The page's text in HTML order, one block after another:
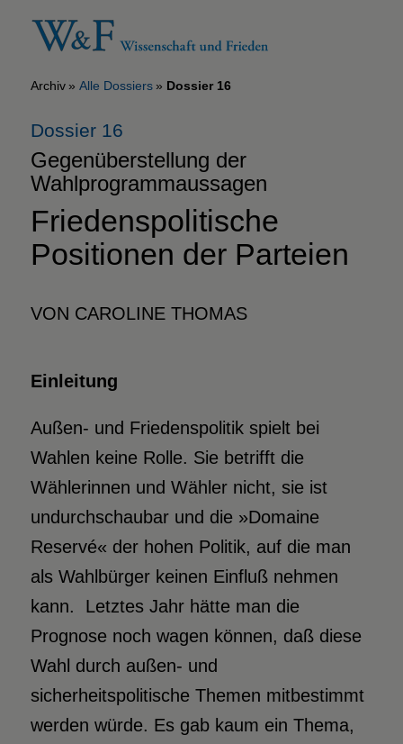
Archiv Alle Dossiers Dossier 16
Dossier 16
Gegenüberstellung der
Wahlprogrammaussagen
Friedenspolitische
Positionen der Parteien
VON CAROLINE THOMAS
Einleitung
Außen- und Friedenspolitik spielt bei
Wahlen keine Rolle. Sie betrifft die
Wählerinnen und Wähler nicht, sie ist
undurchschaubar und die »Domaine
Reservé« der hohen Politik, auf die man
als Wahlbürger keinen Einfluß nehmen
kann. Letztes Jahr hätte man die
Prognose noch wagen können, daß diese
Wahl durch außen- und
sicherheitspolitische Themen mitbestimmt
werden würde. Es gab kaum ein Thema,